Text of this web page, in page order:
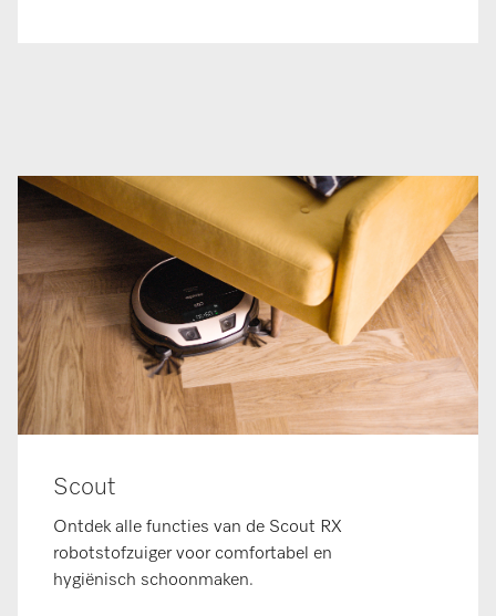
Scout
Ontdek alle functies van de Scout RX
robotstofzuiger voor comfortabel en
hygiënisch schoonmaken.